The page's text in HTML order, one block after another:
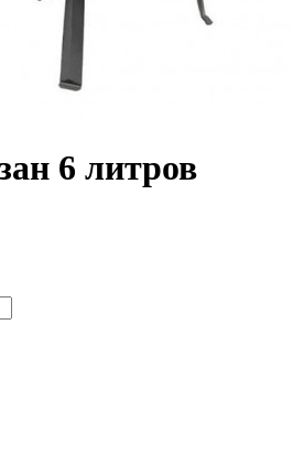
6 литров